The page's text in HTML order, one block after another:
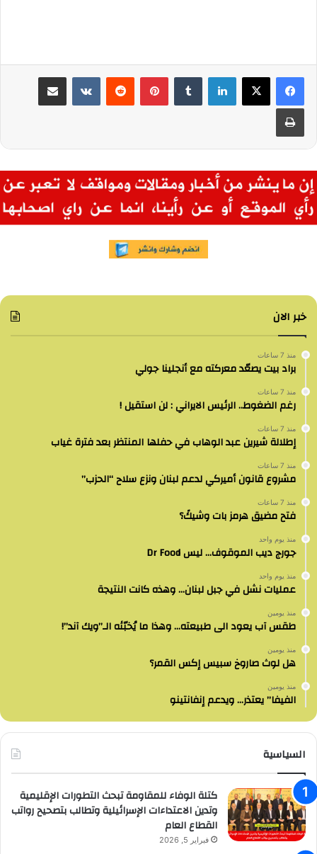
لينكدإن بينتيريست مشاركة عبر البريد
طباعة
خبر الان
منذ 7 ساعات
براد بيت يصعّد معركته مع أنجلينا جولي
منذ 7 ساعات
رغم الضغوط.. الرئيس الايراني : لن استقيل !
منذ 7 ساعات
إطلالة شيرين عبد الوهاب في حفلها المنتظر بعد فترة غياب
منذ 7 ساعات
مشروع قانون أميركي لدعم لبنان ونزع سلاح “الحزب”
منذ 7 ساعات
فتح مضيق هرمز بات وشيكً؟
منذ يوم واحد
جورج ديب الموقوف… ليس Dr Food
منذ يوم واحد
عمليات نشل في جبل لبنان… وهذه كانت النتيجة
منذ يومين
طقس آب يعود الى طبيعته… وهذا ما يُخبّئه الـ”ويك آند”!
منذ يومين
هل لوث صاروخ سبيس إكس القمر؟
منذ يومين
الفيفا” يعتذر… ويدعم إنفانتينو
السياسية
كتلة الوفاء للمقاومة تبحث التطورات الإقليمية
وتدين الاعتداءات الإسرائيلية وتطالب بتصحيح رواتب
القطاع العام
فبراير 5, 2026